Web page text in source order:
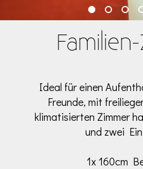
Ideal für einen
Freunde, mit
klimatisierten Zimmer
und zwei
1x 160cm